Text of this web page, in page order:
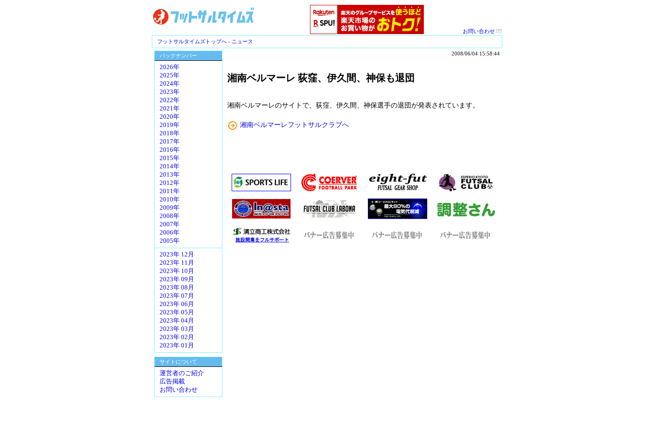
お問い合わせ
フットサルタイムズトップへ - ニュース
バックナンバー
2026年
2025年
2024年
2023年
2022年
2021年
2020年
2019年
2018年
2017年
2016年
2015年
2014年
2013年
2012年
2011年
2010年
2009年
2008年
2007年
2006年
2005年
2023年 12月
2023年 11月
2023年 10月
2023年 09月
2023年 08月
2023年 07月
2023年 06月
2023年 05月
2023年 04月
2023年 03月
2023年 02月
2023年 01月
サイトについて
運営者のご紹介
広告掲載
お問い合わせ
2008/06/04 15:58:44
湘南ベルマーレ 荻窪、伊久間、神保も退団
湘南ベルマーレのサイトで、荻窪、伊久間、神保選手の退団が発表されています。
湘南ベルマーレフットサルクラブへ